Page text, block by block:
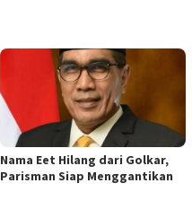
Nama Eet Hilang dari Golkar,
Parisman Siap Menggantikan